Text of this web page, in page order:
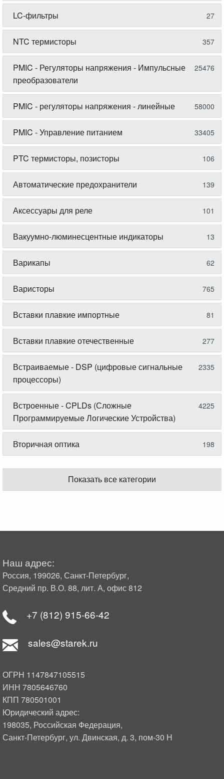
LC-фильтры 27
NTC термисторы 357
PMIC - Регуляторы напряжения - Импульсные
преобразователи
25476
PMIC - регуляторы напряжения - линейные 58000
PMIC - Управление питанием 33405
PTC термисторы, позисторы 106
Автоматические предохранители 139
Аксессуары для реле 101
Вакуумно-люминесцентные индикаторы 13
Варикапы 62
Варисторы 765
Вставки плавкие импортные 81
Вставки плавкие отечественные 277
Встраиваемые - DSP (цифровые сигнальные
процессоры)
2335
Встроенные - CPLDs (Сложные
Программируемые Логические Устройства)
4225
Вторичная оптика 198
Показать все категории
Наш адрес:
Россия, 199026, Санкт-Петербург,
Средний пр. В.О. 88, лит. А, офис 812
+7 (812) 915-66-42
sales@starek.ru
ОГРН 1147847105515
ИНН 7805646760
КПП 780501001
Юридический адрес:
198035, Российская Федерация,
Санкт-Петербург, ул. Двинская, д. 3, пом-30 Н